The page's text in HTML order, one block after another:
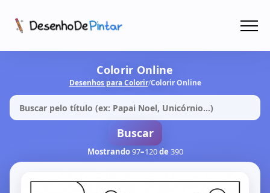
Coletâneas de Desenhos - PDF
Colorir Online
Colorir Online
Desenhos para Colorir/Colorir Online
Buscar
Mostrando97–120de 390